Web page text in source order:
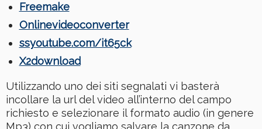
Freemake
Onlinevideoconverter
ssyoutube.com/it65ck
X2download
Utilizzando uno dei siti segnalati vi basterà
incollare la url del video all’interno del campo
richiesto e selezionare il formato audio (in genere